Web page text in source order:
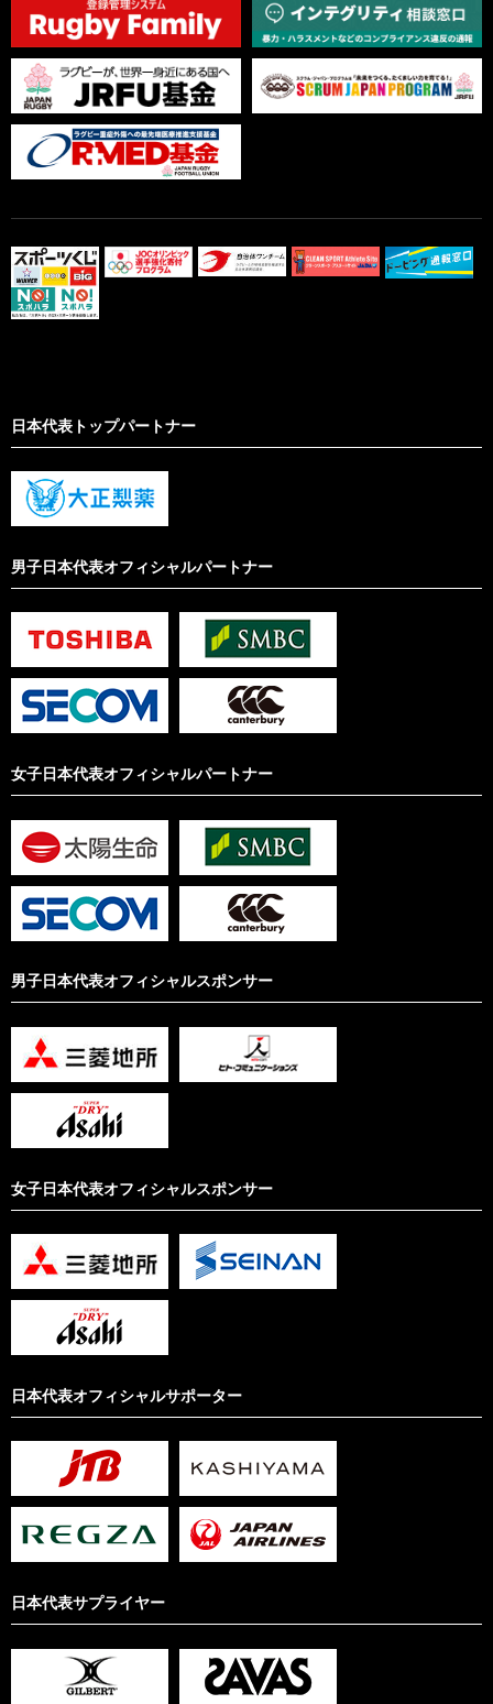
日本代表トップパートナー
男子日本代表オフィシャルパートナー
女子日本代表オフィシャルパートナー
男子日本代表オフィシャルスポンサー
女子日本代表オフィシャルスポンサー
日本代表オフィシャルサポーター
日本代表サプライヤー